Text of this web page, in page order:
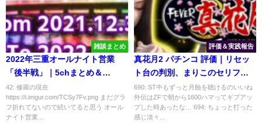
雑談まとめ
2022年三重オールナイト営業
「後半戦」｜5chまとめ＆
Twitter画像報告
42: 修羅の現在
https://i.imgur.com/TCSy7Fv.png まだグラ
フ折れてないので続いてると思う オール
ナイト営業...
評価＆実践報告
真花月2 パチンコ 評価｜リセッ
ト台の判別、まりこのセリフ変
化
690: ST中もずっと月蝕を聴けるのいいね
外伝はZFで朝から1600ハマってギブアッ
プした時あったな… 694: ちょっと打った
感じ淡々...